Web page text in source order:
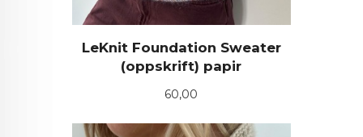
LeKnit Foundation Sweater
(oppskrift) papir
Pris
60,00